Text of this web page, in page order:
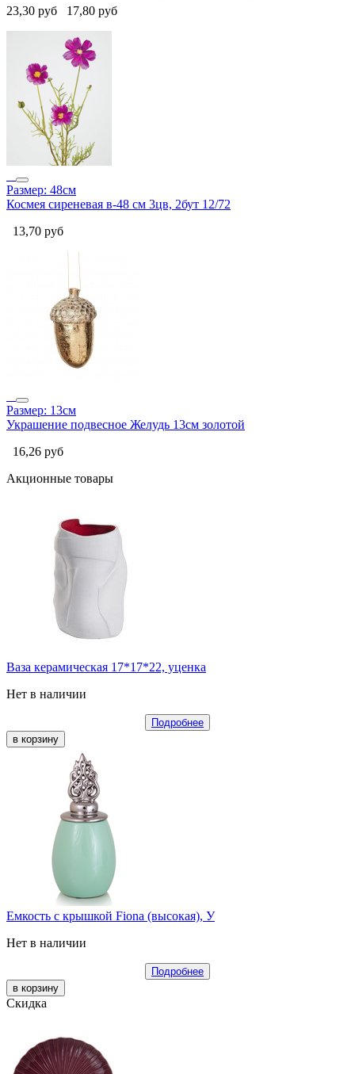
23,30 руб 17,80 руб
Размер: 48см
Космея сиреневая в-48 см 3цв, 2бут 12/72
13,70 руб
Размер: 13см
Украшение подвесное Желудь 13см золотой
16,26 руб
Акционные товары
Ваза керамическая 17*17*22, уценка
Нет в наличии
Подробнее
Емкость с крышкой Fiona (высокая), У
Нет в наличии
Подробнее
Скидка